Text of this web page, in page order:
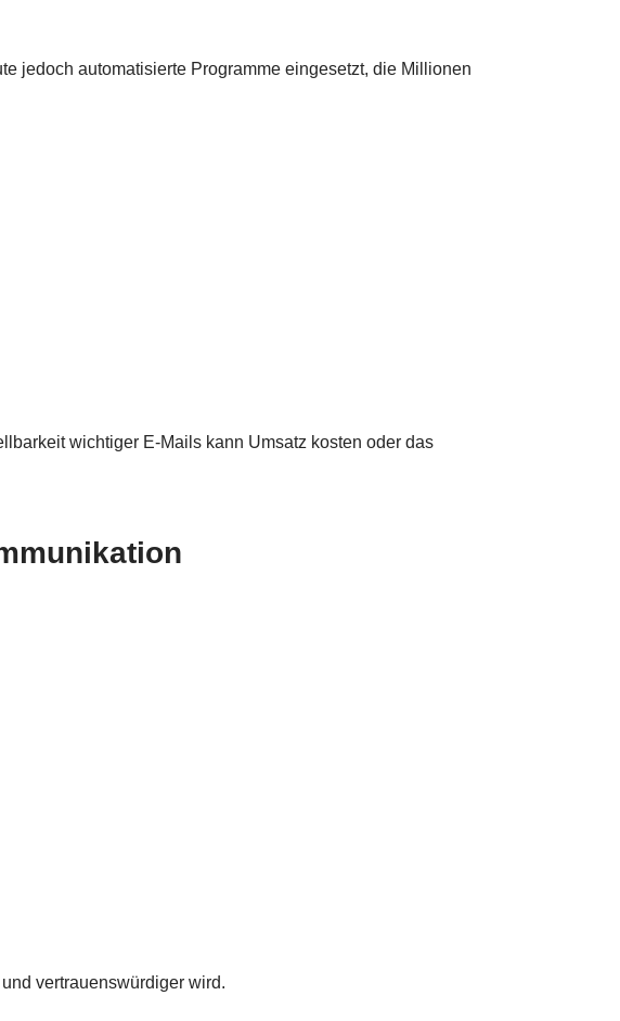
jedoch automatisierte Programme eingesetzt, die Millionen
wichtiger E-Mails kann Umsatz kosten oder das
vertrauenswürdiger wird.